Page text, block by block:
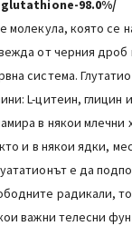
98.0%/
молекула, която се
от черния дроб
система.
L-цитеин, глицин и
в някои млечни
и в някои ядки,
е да
радикали,
важни телесни